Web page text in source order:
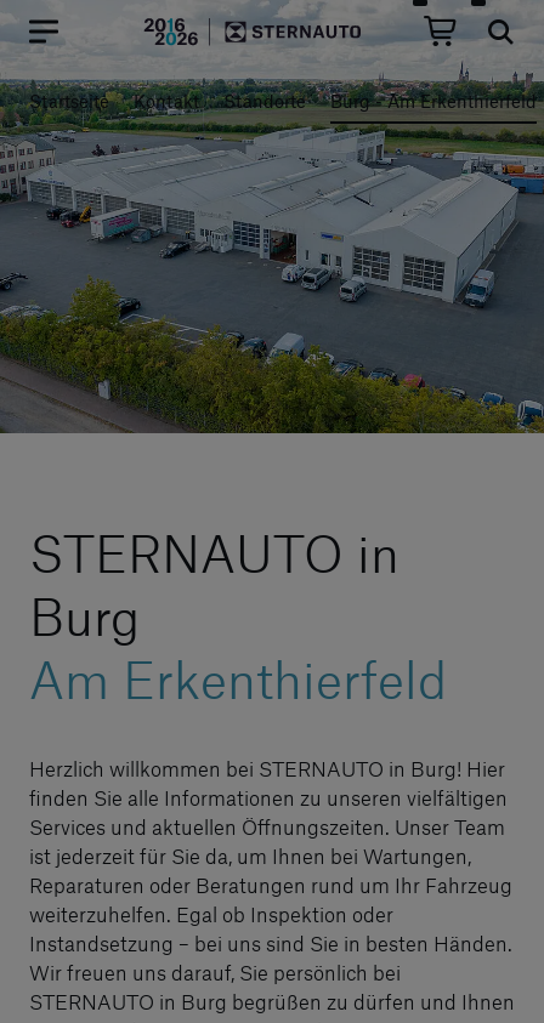
Hauptregion der Seite
Startseite Kontakt Standorte Burg - Am Erkenthierfeld
STERNAUTO in
Burg
Am Erkenthierfeld
Herzlich willkommen bei STERNAUTO in Burg! Hier
finden Sie alle Informationen zu unseren vielfältigen
Services und aktuellen Öffnungszeiten. Unser Team
ist jederzeit für Sie da, um Ihnen bei Wartungen,
Reparaturen oder Beratungen rund um Ihr Fahrzeug
weiterzuhelfen. Egal ob Inspektion oder
Instandsetzung – bei uns sind Sie in besten Händen.
Wir freuen uns darauf, Sie persönlich bei
STERNAUTO in Burg begrüßen zu dürfen und Ihnen